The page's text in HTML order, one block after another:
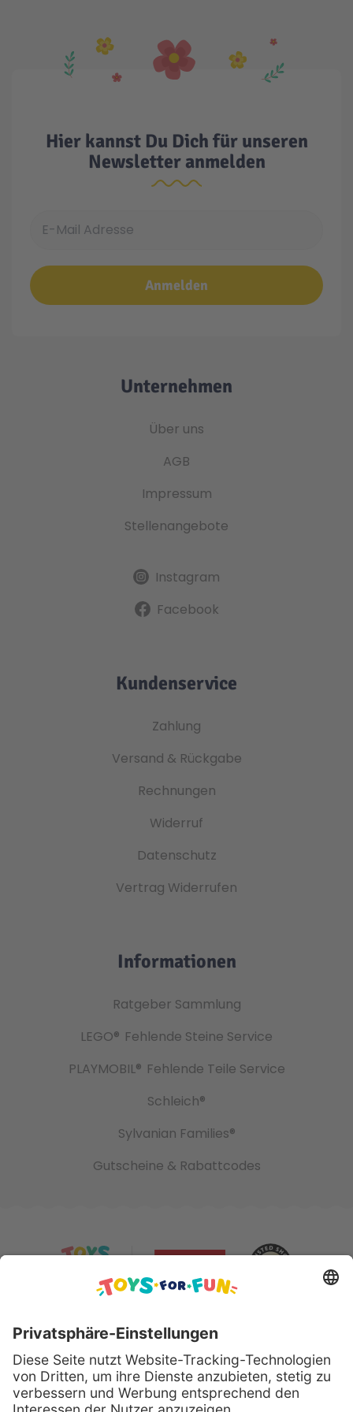
Seltene Artikel
Hier kannst Du Dich für unseren
Newsletter anmelden
Anmelden
Unternehmen
Über uns
AGB
Impressum
Stellenangebote
Instagram
Facebook
Kundenservice
Zahlung
Versand & Rückgabe
Rechnungen
Widerruf
Datenschutz
Vertrag Widerrufen
Informationen
Ratgeber Sammlung
LEGO® Fehlende Steine Service
PLAYMOBIL® Fehlende Teile Service
Schleich®
Sylvanian Families®
Gutscheine & Rabattcodes
Sicher bezahlen mit: